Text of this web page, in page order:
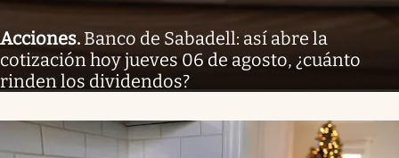
Acciones. Banco de Sabadell: así abre la
cotización hoy jueves 06 de agosto, ¿cuánto
rinden los dividendos?